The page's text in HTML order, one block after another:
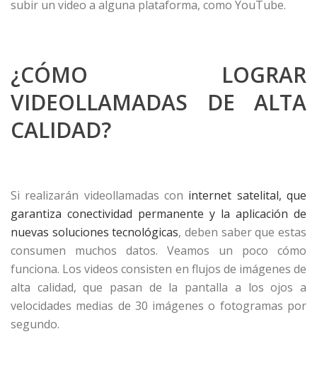
subir un video a alguna plataforma, como YouTube.
¿CÓMO LOGRAR
VIDEOLLAMADAS DE ALTA
CALIDAD?
Si realizarán videollamadas con internet satelital, que
garantiza conectividad permanente y la aplicación de
nuevas soluciones tecnológicas, deben saber que estas
consumen muchos datos. Veamos un poco cómo
funciona. Los videos consisten en flujos de imágenes de
alta calidad, que pasan de la pantalla a los ojos a
velocidades medias de 30 imágenes o fotogramas por
segundo.